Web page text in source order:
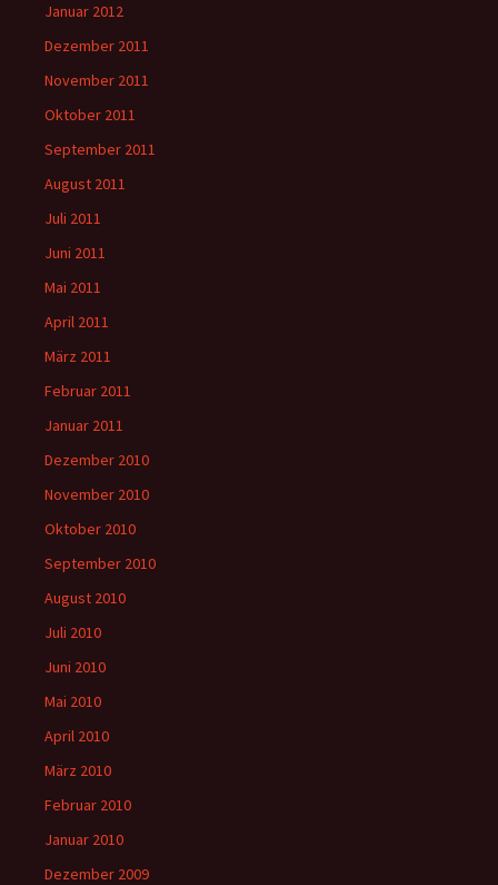
Januar 2012
Dezember 2011
November 2011
Oktober 2011
September 2011
August 2011
Juli 2011
Juni 2011
Mai 2011
April 2011
März 2011
Februar 2011
Januar 2011
Dezember 2010
November 2010
Oktober 2010
September 2010
August 2010
Juli 2010
Juni 2010
Mai 2010
April 2010
März 2010
Februar 2010
Januar 2010
Dezember 2009